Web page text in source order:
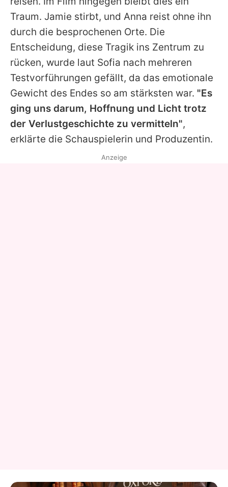
Traum. Jamie stirbt, und Anna reist ohne ihn
durch die besprochenen Orte. Die
Entscheidung, diese Tragik ins Zentrum zu
rücken, wurde laut Sofia nach mehreren
Testvorführungen gefällt, da das emotionale
Gewicht des Endes so am stärksten war. "Es
ging uns darum, Hoffnung und Licht trotz
der Verlustgeschichte zu vermitteln",
erklärte die Schauspielerin und Produzentin.
Anzeige